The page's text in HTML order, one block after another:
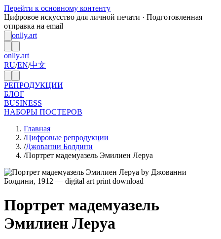
Перейти к основному контенту
Цифровое искусство для личной печати · Подготовленная
отправка на email
onlly.art
onlly.art
RU/EN/中文
РЕПРОДУКЦИИ
БЛОГ
BUSINESS
НАБОРЫ ПОСТЕРОВ
Главная
/Цифровые репродукции
/Джованни Болдини
/Портрет мадемуазель Эмилиен Леруа
Портрет мадемуазель
Эмилиен Леруа